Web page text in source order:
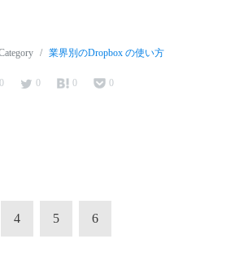
業界別のDropbox の使い方
0 0 0 0
4 5 6